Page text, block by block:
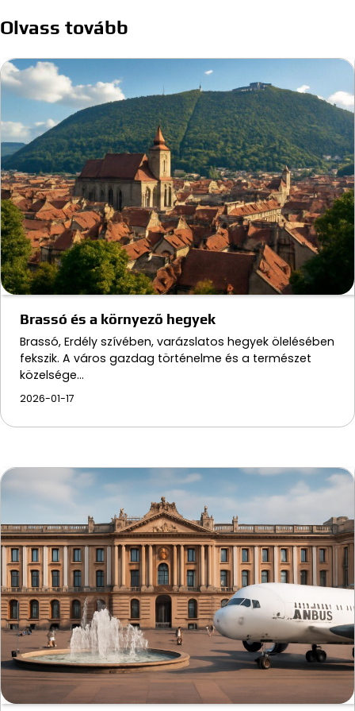
Olvass tovább
Brassó és a környező hegyek
Brassó, Erdély szívében, varázslatos hegyek ölelésében
fekszik. A város gazdag történelme és a természet
közelsége…
2026-01-17